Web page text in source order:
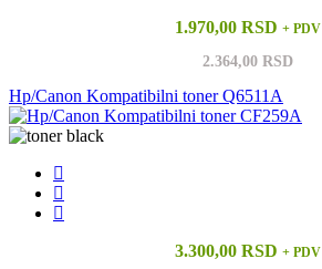
1.970,00 RSD + PDV
2.364,00 RSD
Hp/Canon Kompatibilni toner Q6511A
3.300,00 RSD + PDV